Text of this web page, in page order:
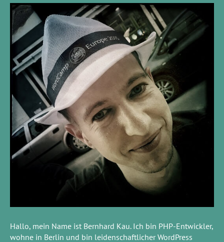
Hallo, mein Name ist Bernhard Kau. Ich bin PHP-Entwickler,
wohne in Berlin und bin leidenschaftlicher WordPress